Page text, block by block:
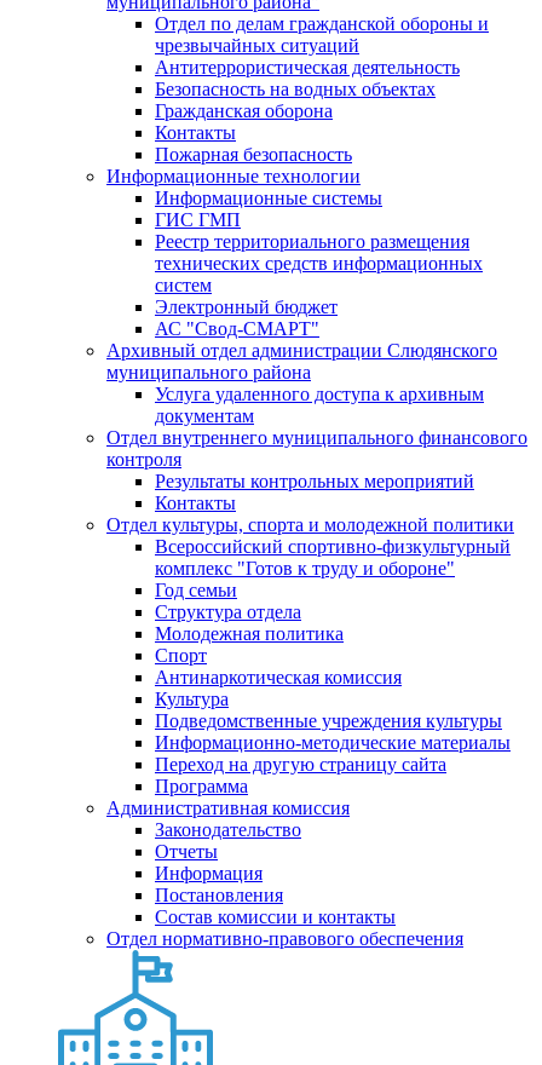
Отдел по делам гражданской обороны и
чрезвычайных ситуаций
Антитеррористическая деятельность
Безопасность на водных объектах
Гражданская оборона
Контакты
Пожарная безопасность
Информационные технологии
Информационные системы
ГИС ГМП
Реестр территориального размещения
технических средств информационных
систем
Электронный бюджет
АС "Свод-СМАРТ"
Архивный отдел администрации Слюдянского
муниципального района
Услуга удаленного доступа к архивным
документам
Отдел внутреннего муниципального финансового
контроля
Результаты контрольных мероприятий
Контакты
Отдел культуры, спорта и молодежной политики
Всероссийский спортивно-физкультурный
комплекс "Готов к труду и обороне"
Год семьи
Структура отдела
Молодежная политика
Спорт
Антинаркотическая комиссия
Культура
Подведомственные учреждения культуры
Информационно-методические материалы
Переход на другую страницу сайта
Программа
Административная комиссия
Законодательство
Отчеты
Информация
Постановления
Состав комиссии и контакты
Отдел нормативно-правового обеспечения